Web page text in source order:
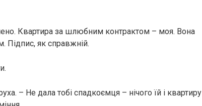
Квартира за шлюбним контрактом – моя. Вона
Підпис, як справжній.
– Не дала тобі спадкоємця – нічого їй і квартиру